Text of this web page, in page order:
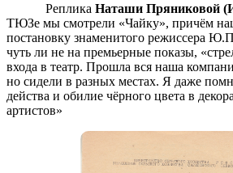
Реплика Наташи Пряниковой
ТЮЗе мы смотрели «Чайку», причём
постановку знаменитого режиссера
чуть ли не на премьерные показы,
входа в театр. Прошла вся наша
но сидели в разных местах. Я даже
действа и обилие чёрного цвета в
артистов»